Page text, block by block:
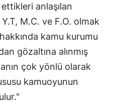
Siirt
Sivas
Tekirdağ
anlaşılan
M.C. ve F.O. olmak
kamu kurumu
gözaltına alınmış
çok yönlü olarak
kamuoyunun